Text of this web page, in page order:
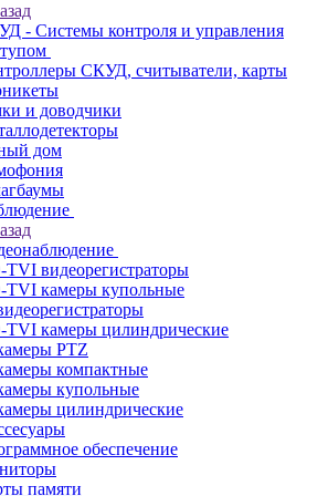
- Системы контроля и управления
СКУД, считыватели, карты
и доводчики
дом
TVI видеорегистраторы
TVI камеры купольные
TVI камеры цилиндрические
PTZ
компактные
купольные
цилиндрические
обеспечение
памяти